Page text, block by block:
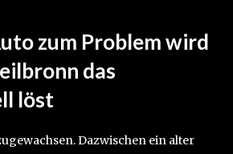
zum Problem wird
das
löst
Dazwischen ein alter